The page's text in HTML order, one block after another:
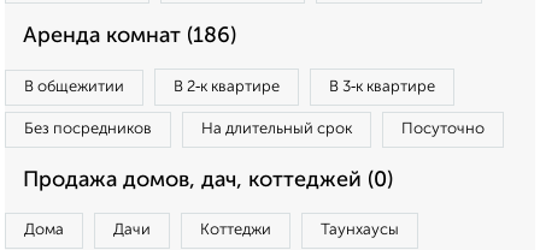
Аренда комнат (186)
В общежитии В 2‑к квартире В 3‑к квартире
Без посредников На длительный срок Посуточно
Продажа домов, дач, коттеджей (0)
Дома Дачи Коттеджи Таунхаусы